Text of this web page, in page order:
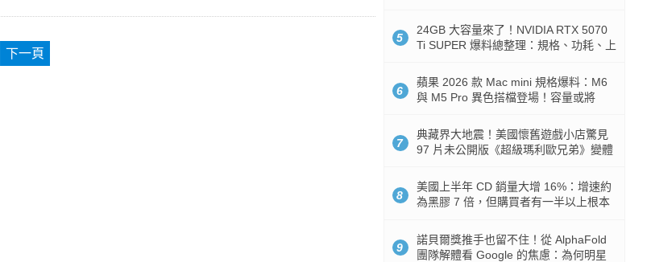
下一頁
5
24GB 大容量來了！NVIDIA RTX 5070
Ti SUPER 爆料總整理：規格、功耗、上
6
蘋果 2026 款 Mac mini 規格爆料：M6
與 M5 Pro 異色搭檔登場！容量或將
7
典藏界大地震！美國懷舊遊戲小店驚見
97 片未公開版《超級瑪利歐兄弟》變體
8
美國上半年 CD 銷量大增 16%：增速約
為黑膠 7 倍，但購買者有一半以上根本
9
諾貝爾獎推手也留不住！從 AlphaFold
團隊解體看 Google 的焦慮：為何明星